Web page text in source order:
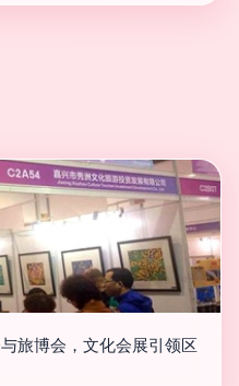
旅博会，文化会展引领区